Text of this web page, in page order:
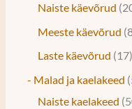
Naiste käevõrud
Meeste käevõrud
Laste käevõrud
17
- Malad ja kaelakeed
Naiste kaelakeed